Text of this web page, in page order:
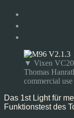
▼ Vixen
Thomas
commercial use
Das 1st Light für
Funktionstest des